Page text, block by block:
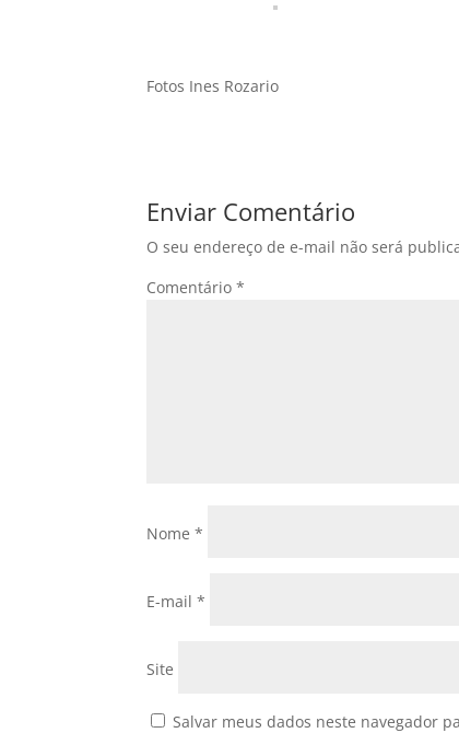
Fotos Ines Rozario
Enviar Comentário
O seu endereço de e-mail não será
Comentário*
Nome*
E-mail*
Site
Salvar meus dados neste navegador